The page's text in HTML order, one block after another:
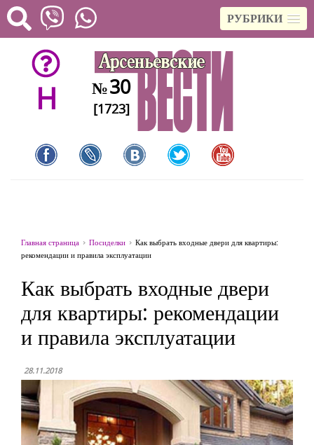
РУБРИКИ
H №30
[1723]
Главная страница Посиделки
Как выбрать входные двери для квартиры:
рекомендации и правила эксплуатации
Как выбрать входные двери
для квартиры: рекомендации
и правила эксплуатации
28.11.2018